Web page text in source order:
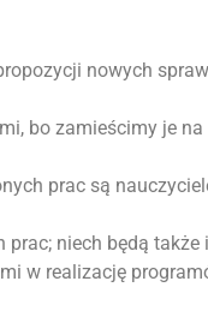
nowych
bo zamieścimy je
prac są
niech będą
w realizację